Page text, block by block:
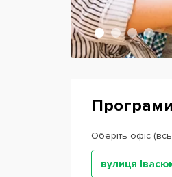
Оберіть офіс
вулиця